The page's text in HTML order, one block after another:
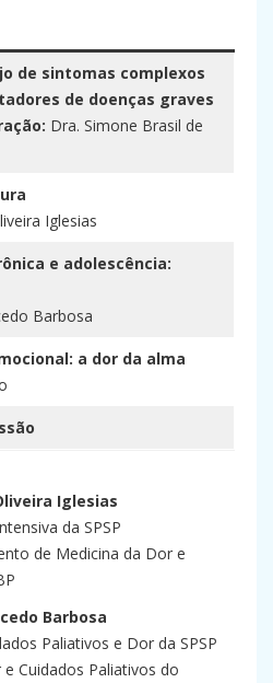
de sintomas complexos
de doenças graves
Dra. Simone Brasil de
Iglesias
e adolescência:
Barbosa
a dor da alma
Iglesias
da SPSP
de Medicina da Dor e
Barbosa
Paliativos e Dor da SPSP
Cuidados Paliativos do